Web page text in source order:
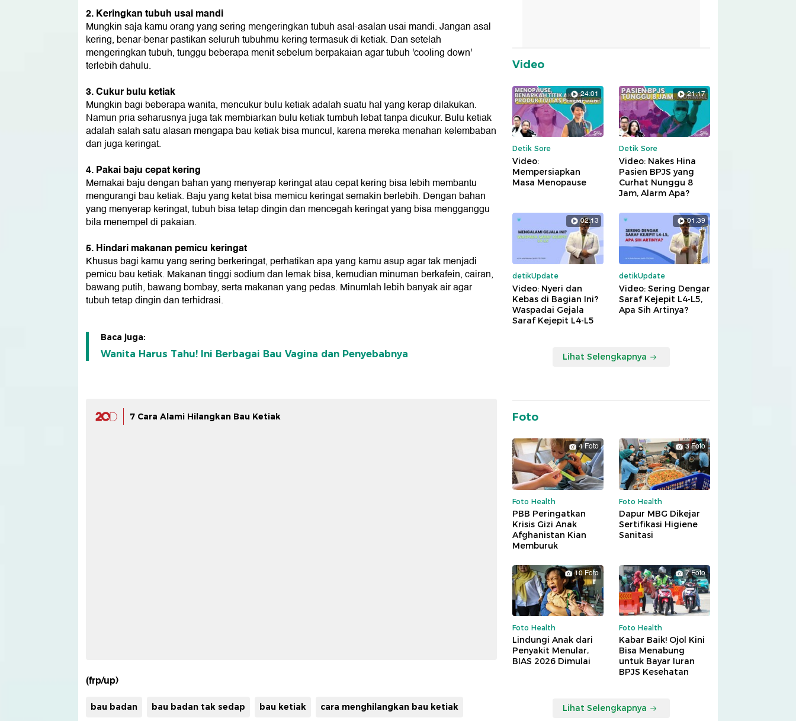
2. Keringkan tubuh usai mandi
Mungkin saja kamu orang yang sering mengeringkan tubuh asal-asalan usai mandi. Jangan asal
kering, benar-benar pastikan seluruh tubuhmu kering termasuk di ketiak. Dan setelah
mengeringkan tubuh, tunggu beberapa menit sebelum berpakaian agar tubuh 'cooling down'
terlebih dahulu.
3. Cukur bulu ketiak
Mungkin bagi beberapa wanita, mencukur bulu ketiak adalah suatu hal yang kerap dilakukan.
Namun pria seharusnya juga tak membiarkan bulu ketiak tumbuh lebat tanpa dicukur. Bulu ketiak
adalah salah satu alasan mengapa bau ketiak bisa muncul, karena mereka menahan kelembaban
dan juga keringat.
4. Pakai baju cepat kering
Memakai baju dengan bahan yang menyerap keringat atau cepat kering bisa lebih membantu
mengurangi bau ketiak. Baju yang ketat bisa memicu keringat semakin berlebih. Dengan bahan
yang menyerap keringat, tubuh bisa tetap dingin dan mencegah keringat yang bisa mengganggu
bila menempel di pakaian.
5. Hindari makanan pemicu keringat
Khusus bagi kamu yang sering berkeringat, perhatikan apa yang kamu asup agar tak menjadi
pemicu bau ketiak. Makanan tinggi sodium dan lemak bisa, kemudian minuman berkafein, cairan,
bawang putih, bawang bombay, serta makanan yang pedas. Minumlah lebih banyak air agar
tubuh tetap dingin dan terhidrasi.
Baca juga:
Wanita Harus Tahu! Ini Berbagai Bau Vagina dan Penyebabnya
7 Cara Alami Hilangkan Bau Ketiak
(frp/up)
bau badan bau badan tak sedap bau ketiak cara menghilangkan bau ketiak
Video
24:01
Detik Sore
Video:
Mempersiapkan
Masa Menopause
21:17
Detik Sore
Video: Nakes Hina
Pasien BPJS yang
Curhat Nunggu 8
Jam, Alarm Apa?
02:13
detikUpdate
Video: Nyeri dan
Kebas di Bagian Ini?
Waspadai Gejala
Saraf Kejepit L4-L5
01:39
detikUpdate
Video: Sering Dengar
Saraf Kejepit L4-L5,
Apa Sih Artinya?
Lihat Selengkapnya
Foto
4 Foto
Foto Health
PBB Peringatkan
Krisis Gizi Anak
Afghanistan Kian
Memburuk
3 Foto
Foto Health
Dapur MBG Dikejar
Sertifikasi Higiene
Sanitasi
10 Foto
Foto Health
Lindungi Anak dari
Penyakit Menular,
BIAS 2026 Dimulai
7 Foto
Foto Health
Kabar Baik! Ojol Kini
Bisa Menabung
untuk Bayar Iuran
BPJS Kesehatan
Lihat Selengkapnya